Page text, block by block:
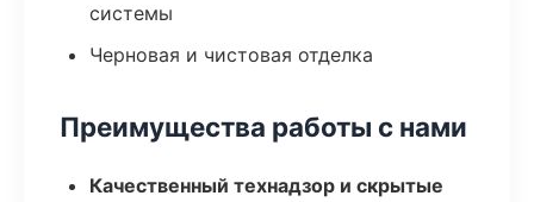
системы
Черновая и чистовая отделка
Преимущества работы с нами
Качественный технадзор и скрытые